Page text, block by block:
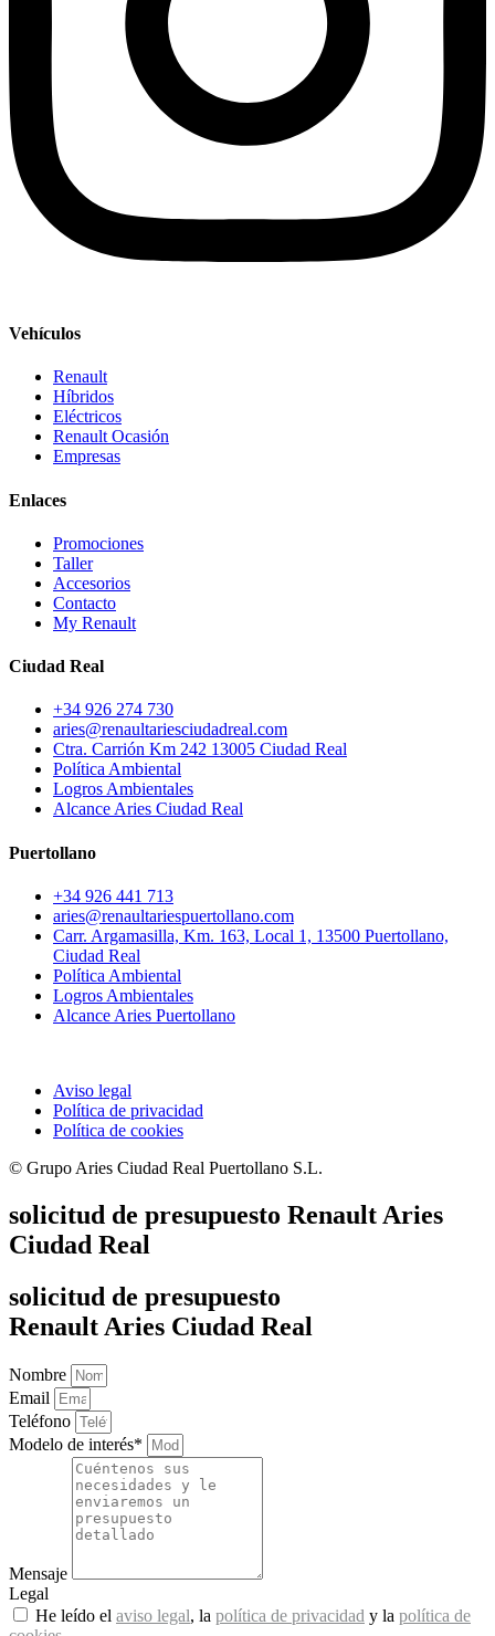
Vehículos
Renault
Híbridos
Eléctricos
Renault Ocasión
Empresas
Enlaces
Promociones
Taller
Accesorios
Contacto
My Renault
Ciudad Real
+34 926 274 730
aries@renaultariesciudadreal.com
Ctra. Carrión Km 242 13005 Ciudad Real
Política Ambiental
Logros Ambientales
Alcance Aries Ciudad Real
Puertollano
+34 926 441 713
aries@renaultariespuertollano.com
Carr. Argamasilla, Km. 163, Local 1, 13500 Puertollano,
Ciudad Real
Política Ambiental
Logros Ambientales
Alcance Aries Puertollano
Aviso legal
Política de privacidad
Política de cookies
© Grupo Aries Ciudad Real Puertollano S.L.
solicitud de presupuesto Renault Aries
Ciudad Real
solicitud de presupuesto
Renault Aries Ciudad Real
Nombre
Email
Teléfono
Modelo de interés*
Mensaje
Legal
He leído el aviso legal, la política de privacidad y la política de